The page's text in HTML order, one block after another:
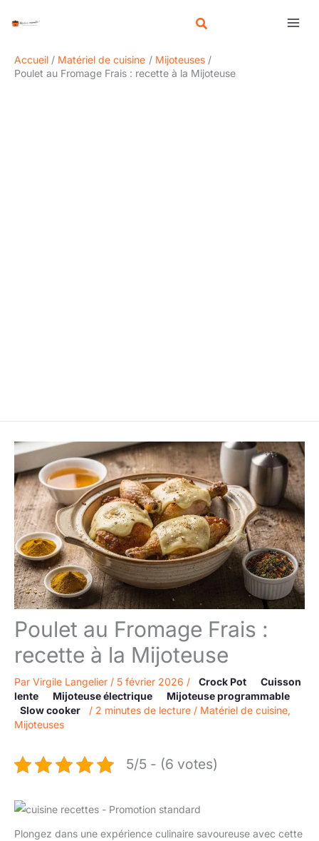
Accueil
Matériel de cuisine
Mijoteuses
Poulet au Fromage Frais : recette à la Mijoteuse
Poulet au Fromage Frais :
recette à la Mijoteuse
Par Virgile Langelier / 5 février 2026 / Crock Pot
Cuisson
lente
Mijoteuse électrique
Mijoteuse programmable
Slow cooker
/ 2 minutes de lecture / Matériel de cuisine,
Mijoteuses
5/5 - (6 votes)
Plongez dans une expérience culinaire savoureuse avec cette
e
h